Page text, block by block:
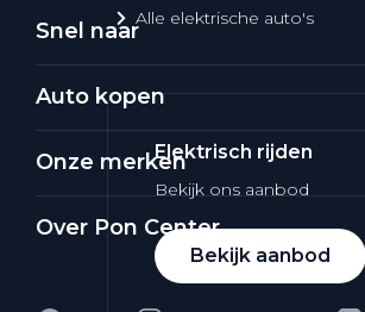
Alle elektrische auto's
Elektrisch rijden
Bekijk ons aanbod
Bekijk aanbod
Snel naar
Auto kopen
Onze merken
Over Pon Center